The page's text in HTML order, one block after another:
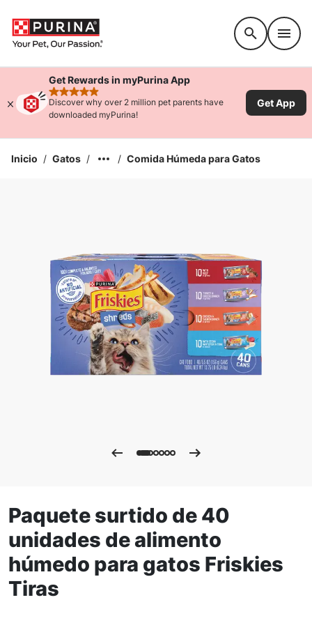
Get Rewards in myPurina App
rated 4.9 stars
Discover why over 2 million pet parents have
downloaded myPurina!
Get App
Inicio / Gatos / / Comida Húmeda para Gatos
Ampliar la Imagen
Paquete surtido de 40
unidades de alimento
húmedo para gatos Friskies
Tiras